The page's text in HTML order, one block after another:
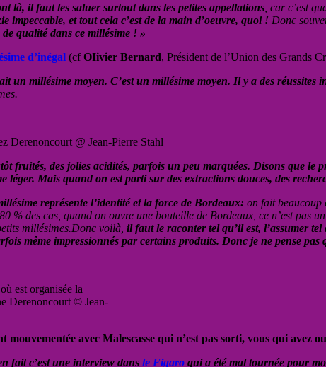
là, il faut les saluer surtout dans les petites appellations , car c’est
impeccable, et tout cela c’est de la main d’oeuvre, quoi ! Donc
qualité dans ce millésime ! »
d’inégal (cfOIivier Bernard, Président de l’Union des Grands
un millésime moyen. C’est un millésime moyen. Il y a des réussites
Derenoncourt @ Jean-Pierre Stahl
fruités, des jolies acidités, parfois un peu marquées. Disons que
léger. Mais quand on est parti sur des extractions douces, des
représente l’identité et la force de Bordeaux: on fait beaucoup
% des cas, quand on ouvre une bouteille de Bordeaux, ce n’est pas
millésimes.Donc voilà, il faut le raconter tel qu’il est, l’assumer
même impressionnés par certains produits. Donc je ne pense
est organisée la
Derenoncourt © Jean-
mouvementée avec Malescasse qui n’est pas sorti, vous qui avez
fait c’est une interview dans le Figaro qui a été mal tournée pour